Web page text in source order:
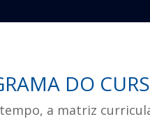
DO
a matriz